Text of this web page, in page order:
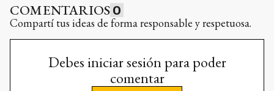
COMENTARIOS 0
Compartí tus ideas de forma responsable y respetuosa.
Debes iniciar sesión para poder
comentar